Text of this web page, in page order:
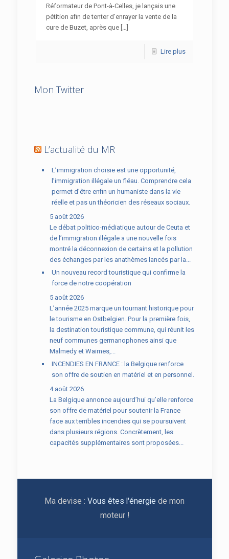
Réformateur de Pont-à-Celles, je lançais une
pétition afin de tenter d’enrayer la vente de la
cure de Buzet, après que […]
Lire plus
Mon Twitter
L’actualité du MR
L’immigration choisie est une opportunité,
l’immigration illégale un fléau. Comprendre cela
permet d’être enfin un humaniste dans la vie
réelle et pas un théoricien des réseaux sociaux.
5 août 2026
Le débat politico-médiatique autour de Ceuta et
de l’immigration illégale a une nouvelle fois
montré la déconnexion de certains et la pollution
des échanges par les anathèmes lancés par la...
Un nouveau record touristique qui confirme la
force de notre coopération
5 août 2026
L’année 2025 marque un tournant historique pour
le tourisme en Ostbelgien. Pour la première fois,
la destination touristique commune, qui réunit les
neuf communes germanophones ainsi que
Malmedy et Waimes,...
INCENDIES EN FRANCE : la Belgique renforce
son offre de soutien en matériel et en personnel.
4 août 2026
La Belgique annonce aujourd’hui qu’elle renforce
son offre de matériel pour soutenir la France
face aux terribles incendies qui se poursuivent
dans plusieurs régions. Concrètement, les
capacités supplémentaires sont proposées...
Ma devise : Vous êtes l'énergie de mon
moteur !